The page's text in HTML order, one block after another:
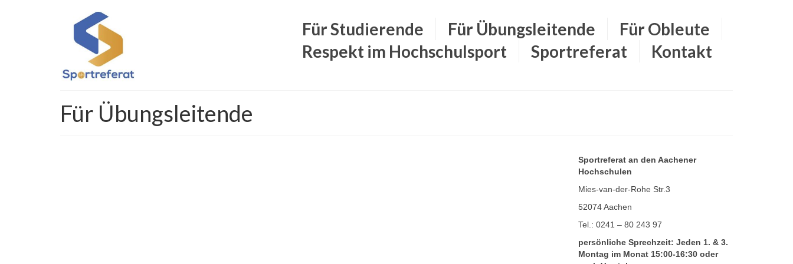
Für Studierende Für Übungsleitende
Für Obleute
Respekt im Hochschulsport
Sportreferat Kontakt
Für Übungsleitende
Sportreferat an den Aachener
Hochschulen
Mies-van-der-Rohe Str.3
52074 Aachen
Tel.: 0241 – 80 243 97
persönliche Sprechzeit: Jeden 1. & 3.
Montag im Monat 15:00-16:30 oder